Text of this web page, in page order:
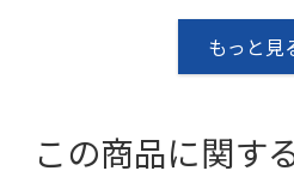
もっと見
この商品に関す